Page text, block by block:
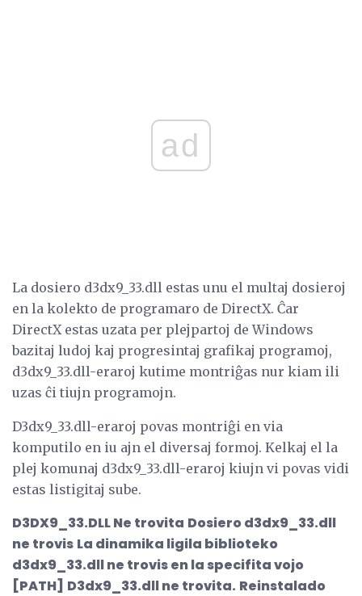
ad
La dosiero d3dx9_33.dll estas unu el multaj dosieroj
en la kolekto de programaro de DirectX. Ĉar
DirectX estas uzata per plejpartoj de Windows
bazitaj ludoj kaj progresintaj grafikaj programoj,
d3dx9_33.dll-eraroj kutime montriĝas nur kiam ili
uzas ĉi tiujn programojn.
D3dx9_33.dll-eraroj povas montriĝi en via
komputilo en iu ajn el diversaj formoj. Kelkaj el la
plej komunaj d3dx9_33.dll-eraroj kiujn vi povas vidi
estas listigitaj sube.
D3DX9_33.DLL Ne trovita Dosiero d3dx9_33.dll
ne trovis La dinamika ligila biblioteko
d3dx9_33.dll ne trovis en la specifita vojo
[PATH] D3dx9_33.dll ne trovita. Reinstalado